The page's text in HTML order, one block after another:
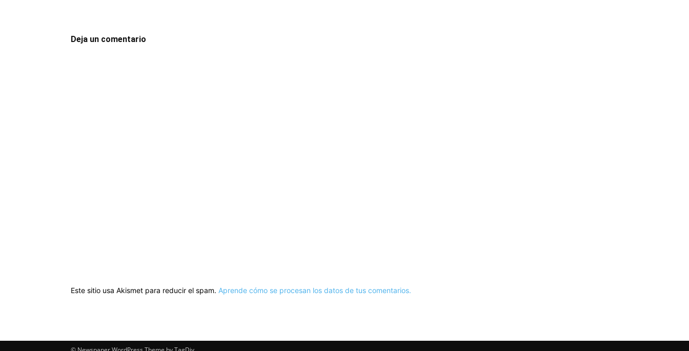
Deja un comentario
Este sitio usa Akismet para reducir el spam. Aprende cómo se procesan los datos de tus comentarios.